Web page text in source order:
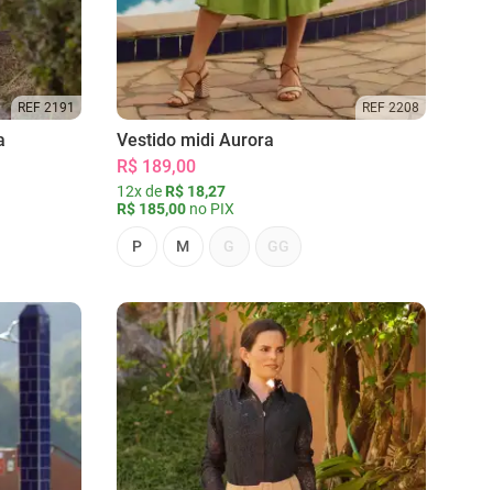
REF 2191 REF 2208
Vestido midi Aurora
R$ 189,00
12x de R$ 18,27
R$ 185,00no PIX
P M G GG